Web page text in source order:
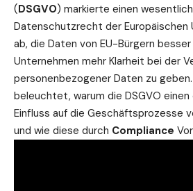
(DSGVO) markierte einen
Datenschutzrecht der Europäischen
ab, die Daten von EU-Bürgern
Unternehmen mehr Klarheit bei der
personenbezogener Daten zu
beleuchtet, warum die DSGVO
Einfluss auf die Geschäftsprozesse
und wie diese durch Compliance